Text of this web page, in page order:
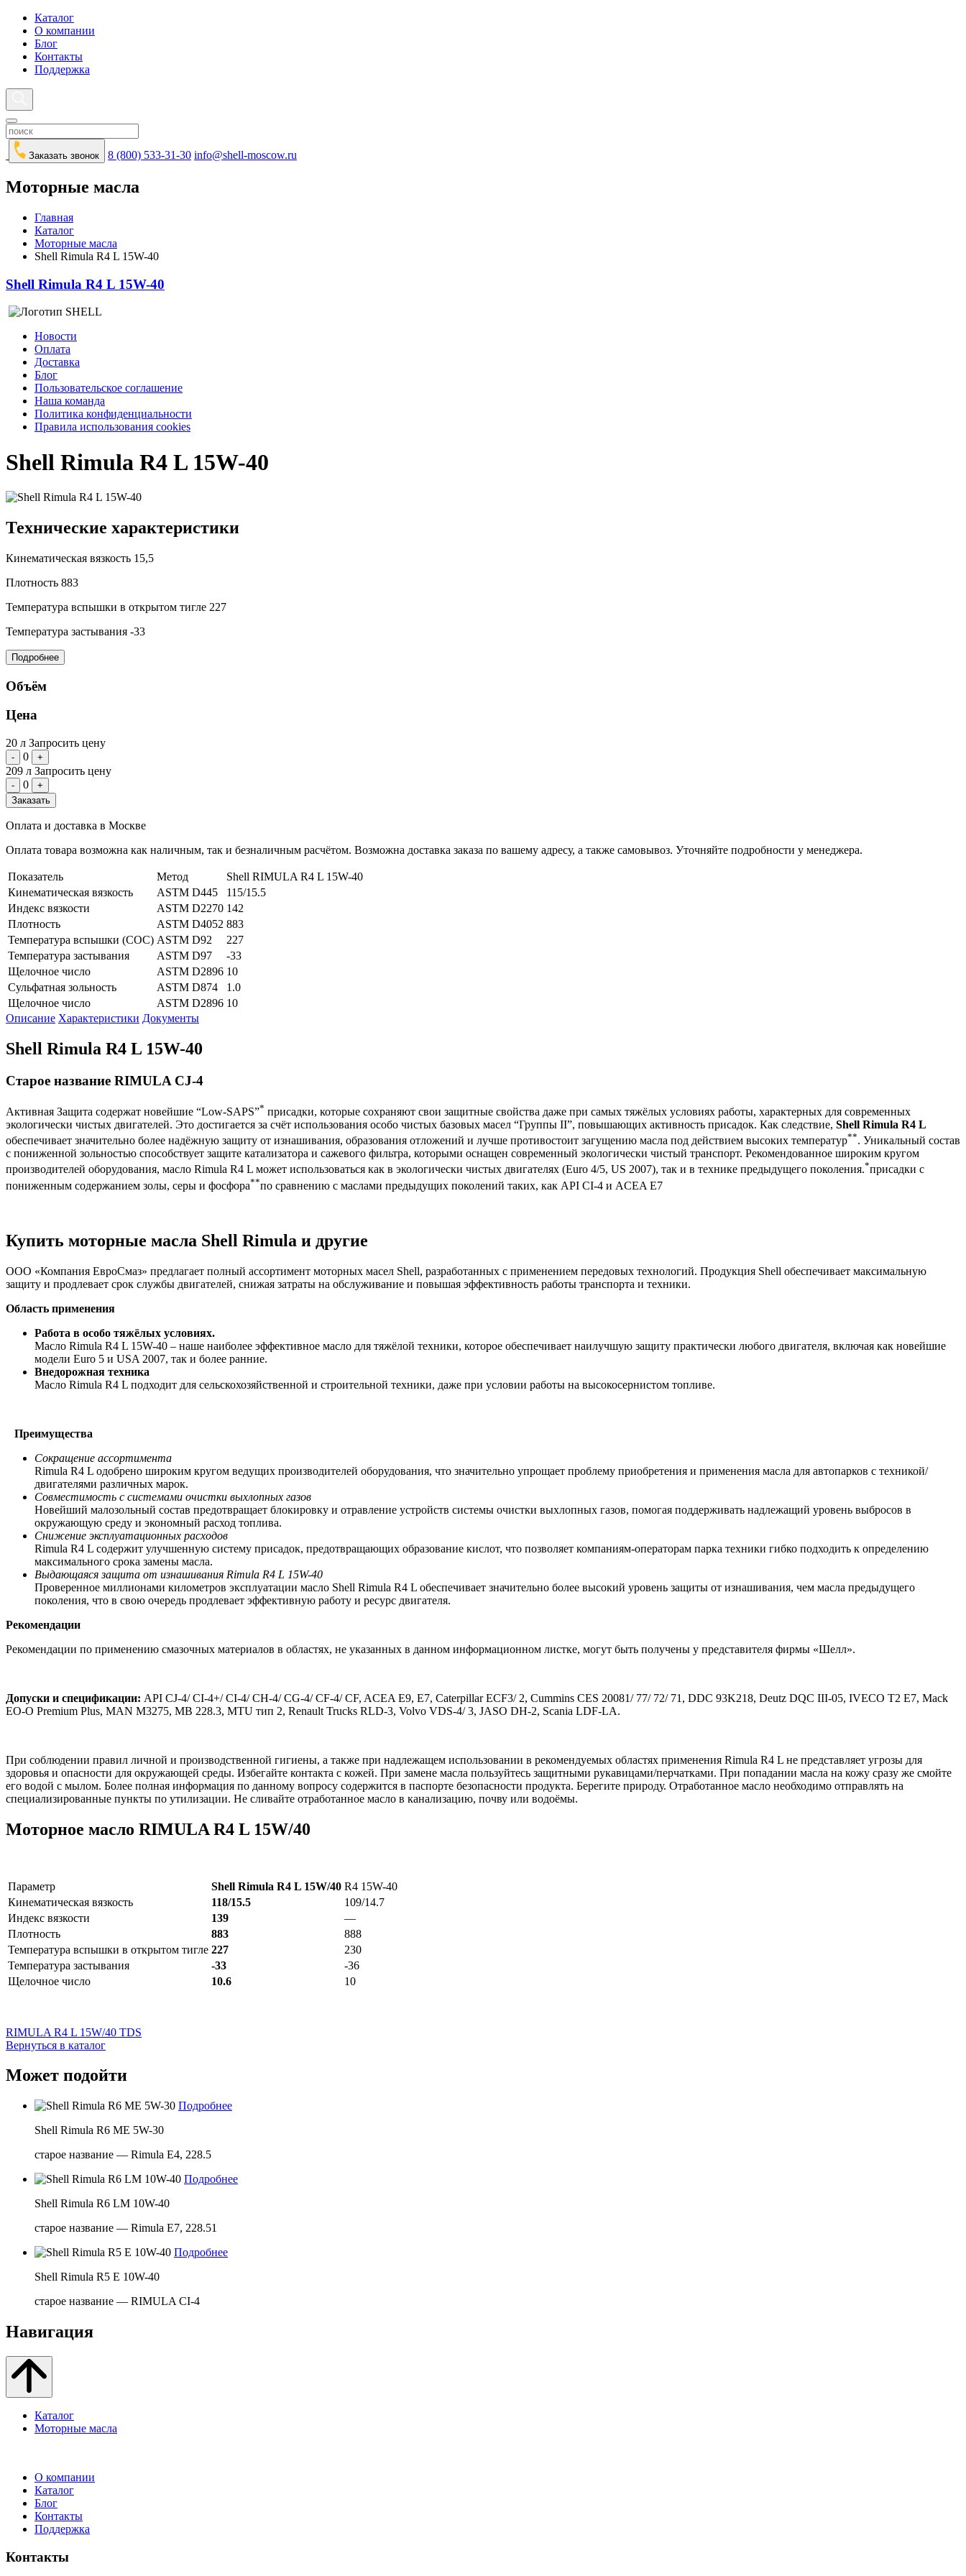
Каталог
О компании
Блог
Контакты
Поддержка
Заказать звонок 8 (800) 533-31-30 info@shell-moscow.ru
Моторные масла
Главная
Каталог
Моторные масла
Shell Rimula R4 L 15W-40
Shell Rimula R4 L 15W-40
Новости
Оплата
Доставка
Блог
Пользовательское соглашение
Наша команда
Политика конфиденциальности
Правила использования cookies
Shell Rimula R4 L 15W-40
Технические характеристики
Кинематическая вязкость 15,5
Плотность 883
Температура вспышки в открытом тигле 227
Температура застывания -33
Подробнее
Объём
Цена
20 л Запросить цену
- 0 +
209 л Запросить цену
- 0
+
Заказать
Оплата и доставка в Москве
Оплата товара возможна как наличным, так и безналичным расчётом. Возможна доставка заказа по вашему адресу, а также самовывоз. Уточняйте подробности у менеджера.
Показатель Метод
Shell RIMULA R4 L 15W-40
Кинематическая вязкость
ASTM D445
115/15.5
Индекс вязкости
ASTM D2270 142
Плотность
ASTM D4052 883
Температура вспышки (СОС) ASTM D92
227
Температура застывания
ASTM D97
-33
Щелочное число
ASTM D2896 10
Сульфатная зольность
ASTM D874
1.0
Щелочное число
ASTM D2896 10
Описание Характеристики Документы
Shell Rimula R4 L 15W-40
Старое название RIMULA CJ-4
Активная Защита содержат новейшие “Low-SAPS”* присадки, которые сохраняют свои защитные свойства даже при самых тяжёлых условиях работы, характерных для современных
экологически чистых двигателей. Это достигается за счёт использования особо чистых базовых масел “Группы II”, повышающих активность присадок. Как следствие, Shell Rimula R4 L
обеспечивает значительно более надёжную защиту от изнашивания, образования отложений и лучше противостоит загущению масла под действием высоких температур**. Уникальный состав
с пониженной зольностью способствует защите катализатора и сажевого фильтра, которыми оснащен современный экологически чистый транспорт. Рекомендованное широким кругом
производителей оборудования, масло Rimula R4 L может использоваться как в экологически чистых двигателях (Еuro 4/5, US 2007), так и в технике предыдущего поколения.*присадки с
пониженным содержанием золы, серы и фосфора**по сравнению с маслами предыдущих поколений таких, как API CI-4 и ACEA E7
Купить моторные масла Shell Rimula и другие
ООО «Компания ЕвроСмаз» предлагает полный ассортимент моторных масел Shell, разработанных с применением передовых технологий. Продукция Shell обеспечивает максимальную
защиту и продлевает срок службы двигателей, снижая затраты на обслуживание и повышая эффективность работы транспорта и техники.
Область применения
Работа в особо тяжёлых условиях.
Масло Rimula R4 L 15W-40 – наше наиболее эффективное масло для тяжёлой техники, которое обеспечивает наилучшую защиту практически любого двигателя, включая как новейшие
модели Euro 5 и USA 2007, так и более ранние.
Внедорожная техника
Масло Rimula R4 L подходит для сельскохозяйственной и строительной техники, даже при условии работы на высокосернистом топливе.
Преимущества
Сокращение ассортимента
Rimula R4 L одобрено широким кругом ведущих производителей оборудования, что значительно упрощает проблему приобретения и применения масла для автопарков с техникой/
двигателями различных марок.
Совместимость с системами очистки выхлопных газов
Новейший малозольный состав предотвращает блокировку и отравление устройств системы очистки выхлопных газов, помогая поддерживать надлежащий уровень выбросов в
окружающую среду и экономный расход топлива.
Снижение эксплуатационных расходов
Rimula R4 L содержит улучшенную систему присадок, предотвращающих образование кислот, что позволяет компаниям-операторам парка техники гибко подходить к определению
максимального срока замены масла.
Выдающаяся защита от изнашивания Rimula R4 L 15W-40
Проверенное миллионами километров эксплуатации масло Shell Rimula R4 L обеспечивает значительно более высокий уровень защиты от изнашивания, чем масла предыдущего
поколения, что в свою очередь продлевает эффективную работу и ресурс двигателя.
Рекомендации
Рекомендации по применению смазочных материалов в областях, не указанных в данном информационном листке, могут быть получены у представителя фирмы «Шелл».
Допуски и спецификации: API CJ-4/ CI-4+/ CI-4/ CH-4/ CG-4/ CF-4/ CF, ACEA E9, E7, Caterpillar ECF3/ 2, Cummins CES 20081/ 77/ 72/ 71, DDC 93K218, Deutz DQC III-05, IVECO T2 E7, Mack
EO-O Premium Plus, MAN M3275, MB 228.3, MTU тип 2, Renault Trucks RLD-3, Volvo VDS-4/ 3, JASO DH-2, Scania LDF-LA.
При соблюдении правил личной и производственной гигиены, а также при надлежащем использовании в рекомендуемых областях применения Rimula R4 L не представляет угрозы для
здоровья и опасности для окружающей среды. Избегайте контакта с кожей. При замене масла пользуйтесь защитными рукавицами/перчатками. При попадании масла на кожу сразу же смойте
его водой с мылом. Более полная информация по данному вопросу содержится в паспорте безопасности продукта. Берегите природу. Отработанное масло необходимо отправлять на
специализированные пункты по утилизации. Не сливайте отработанное масло в канализацию, почву или водоёмы.
Моторное масло RIMULA R4 L 15W/40
Параметр Shell Rimula R4 L 15W/40 R4 15W-40
Кинематическая вязкость
118/15.5
109/14.7
Индекс вязкости
139
—
Плотность
883
888
Температура вспышки в открытом тигле 227
230
Температура застывания
-33
-36
Щелочное число
10.6 10
RIMULA R4 L 15W/40 TDS
Вернуться в каталог
Может подойти
Подробнее
Shell Rimula R6 ME 5W-30
старое название — Rimula E4, 228.5
Подробнее
Shell Rimula R6 LM 10W-40
старое название — Rimula E7, 228.51
Подробнее
Shell Rimula R5 E 10W-40
старое название — RIMULA CI-4
Навигация
Каталог
Моторные масла
О компании
Каталог
Блог
Контакты
Поддержка
Контакты